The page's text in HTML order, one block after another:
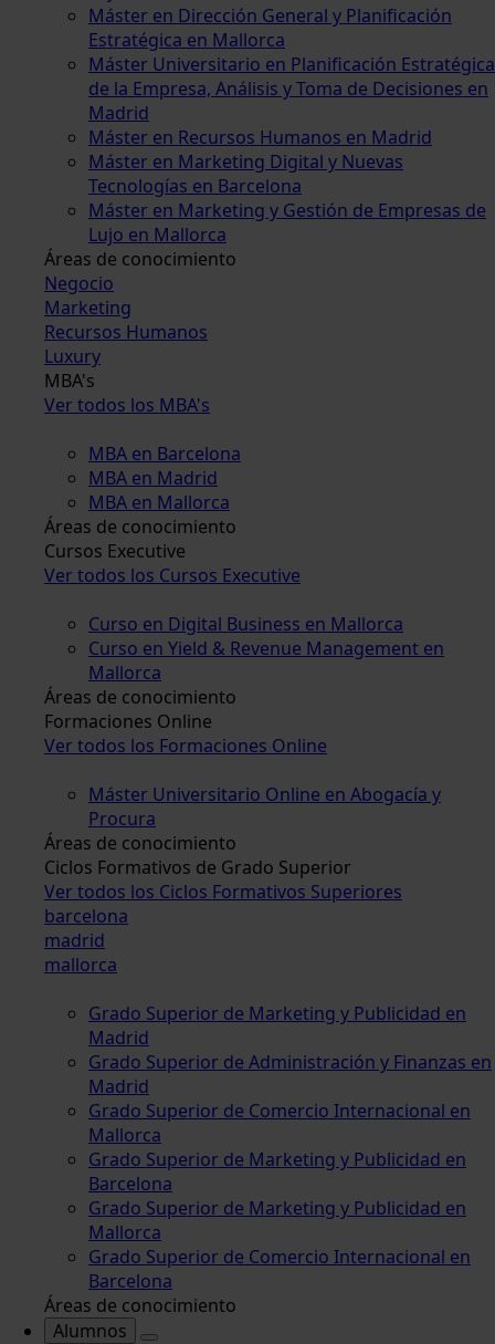
Máster en Dirección General y Planificación
Estratégica en Mallorca
Máster Universitario en Planificación Estratégica
de la Empresa, Análisis y Toma de Decisiones en
Madrid
Máster en Recursos Humanos en Madrid
Máster en Marketing Digital y Nuevas
Tecnologías en Barcelona
Máster en Marketing y Gestión de Empresas de
Lujo en Mallorca
Áreas de conocimiento
Negocio
Marketing
Recursos Humanos
Luxury
MBA's
Ver todos los MBA's
MBA en Barcelona
MBA en Madrid
MBA en Mallorca
Áreas de conocimiento
Cursos Executive
Ver todos los Cursos Executive
Curso en Digital Business en Mallorca
Curso en Yield & Revenue Management en
Mallorca
Áreas de conocimiento
Formaciones Online
Ver todos los Formaciones Online
Máster Universitario Online en Abogacía y
Procura
Áreas de conocimiento
Ciclos Formativos de Grado Superior
Ver todos los Ciclos Formativos Superiores
barcelona
madrid
mallorca
Grado Superior de Marketing y Publicidad en
Madrid
Grado Superior de Administración y Finanzas en
Madrid
Grado Superior de Comercio Internacional en
Mallorca
Grado Superior de Marketing y Publicidad en
Barcelona
Grado Superior de Marketing y Publicidad en
Mallorca
Grado Superior de Comercio Internacional en
Barcelona
Áreas de conocimiento
Alumnos